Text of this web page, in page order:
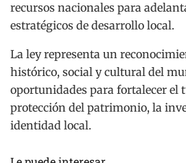
recursos nacionales para
estratégicos de desarrollo local.
La ley representa un
histórico, social y cultural del
oportunidades para fortalecer el
protección del patrimonio, la
identidad local.